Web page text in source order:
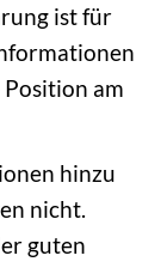
ist für
Position am
hinzu
nicht.
guten